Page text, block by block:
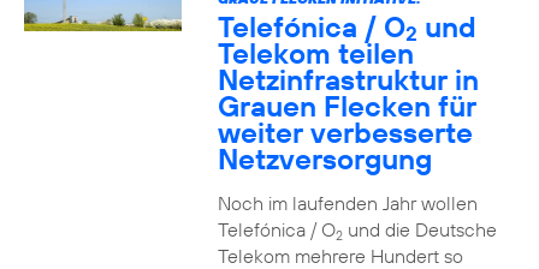
Telefónica / O2 und
Telekom teilen
Netzinfrastruktur in
Grauen Flecken für
weiter verbesserte
Netzversorgung
Noch im laufenden Jahr wollen
Telefónica / O2und die Deutsche
Telekom mehrere Hundert so